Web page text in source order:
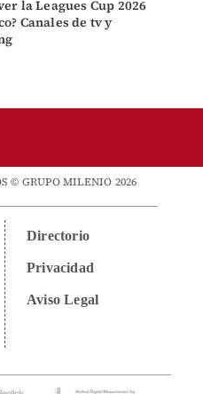
la Leagues Cup 2026
Canales de tv y
© GRUPO MILENIO 2026
Directorio
Privacidad
Aviso Legal